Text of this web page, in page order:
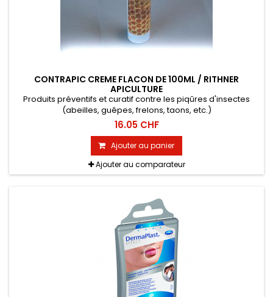
CONTRAPIC CREME FLACON DE 100ML / RITHNER
APICULTURE
Produits préventifs et curatif contre les piqûres d'insectes
(abeilles, guêpes, frelons, taons, etc.)
16.05 CHF
Ajouter au panier
Ajouter au comparateur